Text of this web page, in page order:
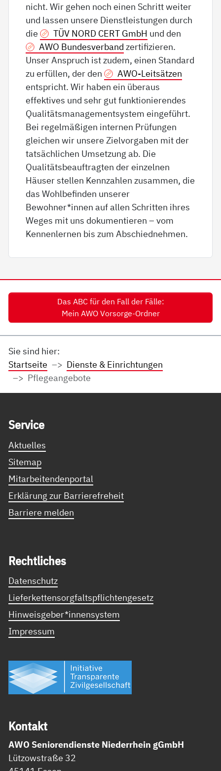
nicht. Wir gehen noch einen Schritt weiter
und lassen unsere Dienstleistungen durch
die
TÜV NORD CERT GmbH und den
AWO Bundesverband zertifizieren.
Unser Anspruch ist zudem, einen Standard
zu erfüllen, der den
AWO-Leitsätzen
entspricht. Wir haben ein überaus
effektives und sehr gut funktionierendes
Qualitätsmanagementsystem eingeführt.
Bei regelmäßigen internen Prüfungen
gleichen wir unsere Zielvorgaben mit der
tatsächlichen Umsetzung ab. Die
Qualitätsbeauftragten der einzelnen
Häuser stellen Kennzahlen zusammen, die
das Wohlbefinden unserer
Bewohner*innen auf allen Schritten ihres
Weges mit uns dokumentieren – vom
Kennenlernen bis zum Abschiednehmen.
Das ABC für den Fall der Fälle:
Mein AWO Vorsorge-Ordner
Sie sind hier:
Startseite
Dienste & Einrichtungen
Pflegeangebote
Ser­vice
Aktuelles
Sitemap
Mitarbeitendenportal
Erklärung zur Barrierefreheit
Barriere melden
Recht­li­ches
Datenschutz
Lieferkettensorgfaltspflichtengesetz
Hinweisgeber*innensystem
Impressum
Kon­takt
AWO Seniorendienste Niederrhein gGmbH
Lützowstraße 32